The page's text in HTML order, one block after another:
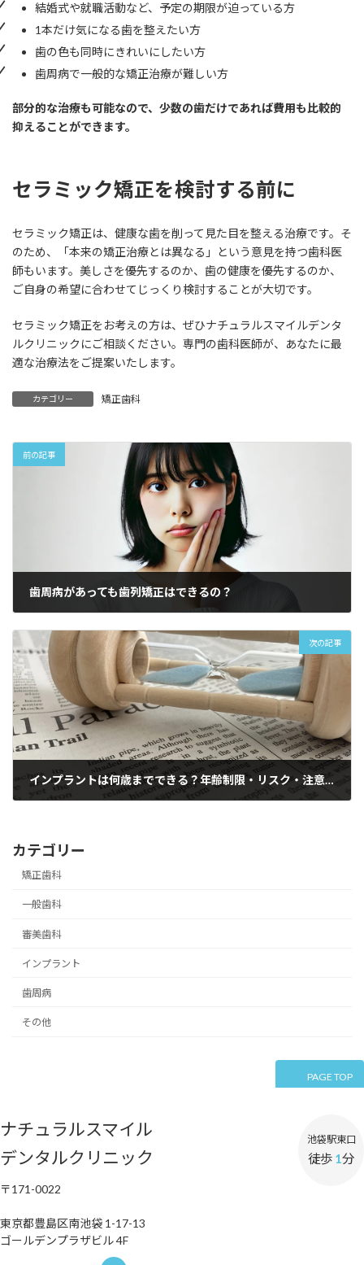
結婚式や就職活動など、予定の期限が迫っている方
1本だけ気になる歯を整えたい方
歯の色も同時にきれいにしたい方
歯周病で一般的な矯正治療が難しい方
部分的な治療も可能なので、少数の歯だけであれば費用も比較的
抑えることができます。
セラミック矯正を検討する前に
セラミック矯正は、健康な歯を削って見た目を整える治療です。そ
のため、「本来の矯正治療とは異なる」という意見を持つ歯科医
師もいます。美しさを優先するのか、歯の健康を優先するのか、
ご自身の希望に合わせてじっくり検討することが大切です。
セラミック矯正をお考えの方は、ぜひナチュラルスマイルデンタ
ルクリニックにご相談ください。専門の歯科医師が、あなたに最
適な治療法をご提案いたします。
カテゴリー 矯正歯科
前の記事
歯周病があっても歯列矯正はできるの？
次の記事
インプラントは何歳までできる？年齢制限・リスク・注意点を解説
カテゴリー
矯正歯科
一般歯科
審美歯科
インプラント
歯周病
その他
PAGE TOP
ナチュラルスマイル
デンタルクリニック
〒171-0022
東京都豊島区南池袋 1-17-13
ゴールデンプラザビル 4F
池袋駅東口
徒歩 1分